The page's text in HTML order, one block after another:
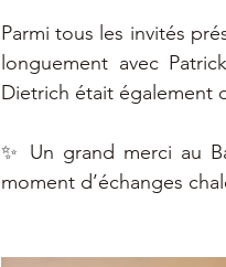
Parmi tous les invités
longuement avec
Dietrich était également
✨ Un grand merci au
moment d’échanges